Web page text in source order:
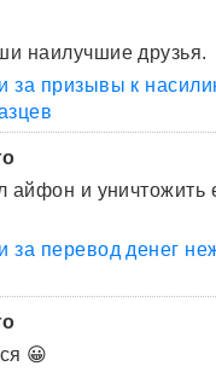
наилучшие друзья.
за призывы к
айфон и уничтожить
за перевод денег
😀